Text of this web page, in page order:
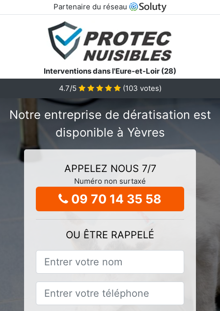
Partenaire du réseau
Interventions dans l'Eure-et-Loir (28)
4.7/5
(103 votes)
Notre entreprise de dératisation est
disponible à Yèvres
APPELEZ NOUS 7/7
Numéro non surtaxé
09 70 14 35 58
OU ÊTRE RAPPELÉ